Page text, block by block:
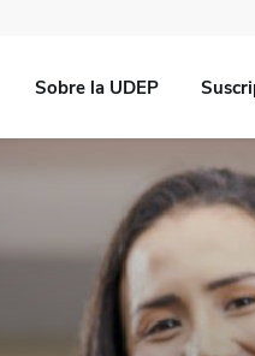
Sobre la UDEP